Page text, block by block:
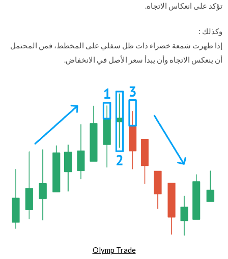
تؤكد على انعكاس الاتجاه.
وكذلك :
إذا ظهرت شمعة خضراء ذات ظل سفلي على المخطط، فمن المحتمل
أن ينعكس الاتجاه وأن يبدأ سعر الأصل في الانخفاض.
Olymp Trade